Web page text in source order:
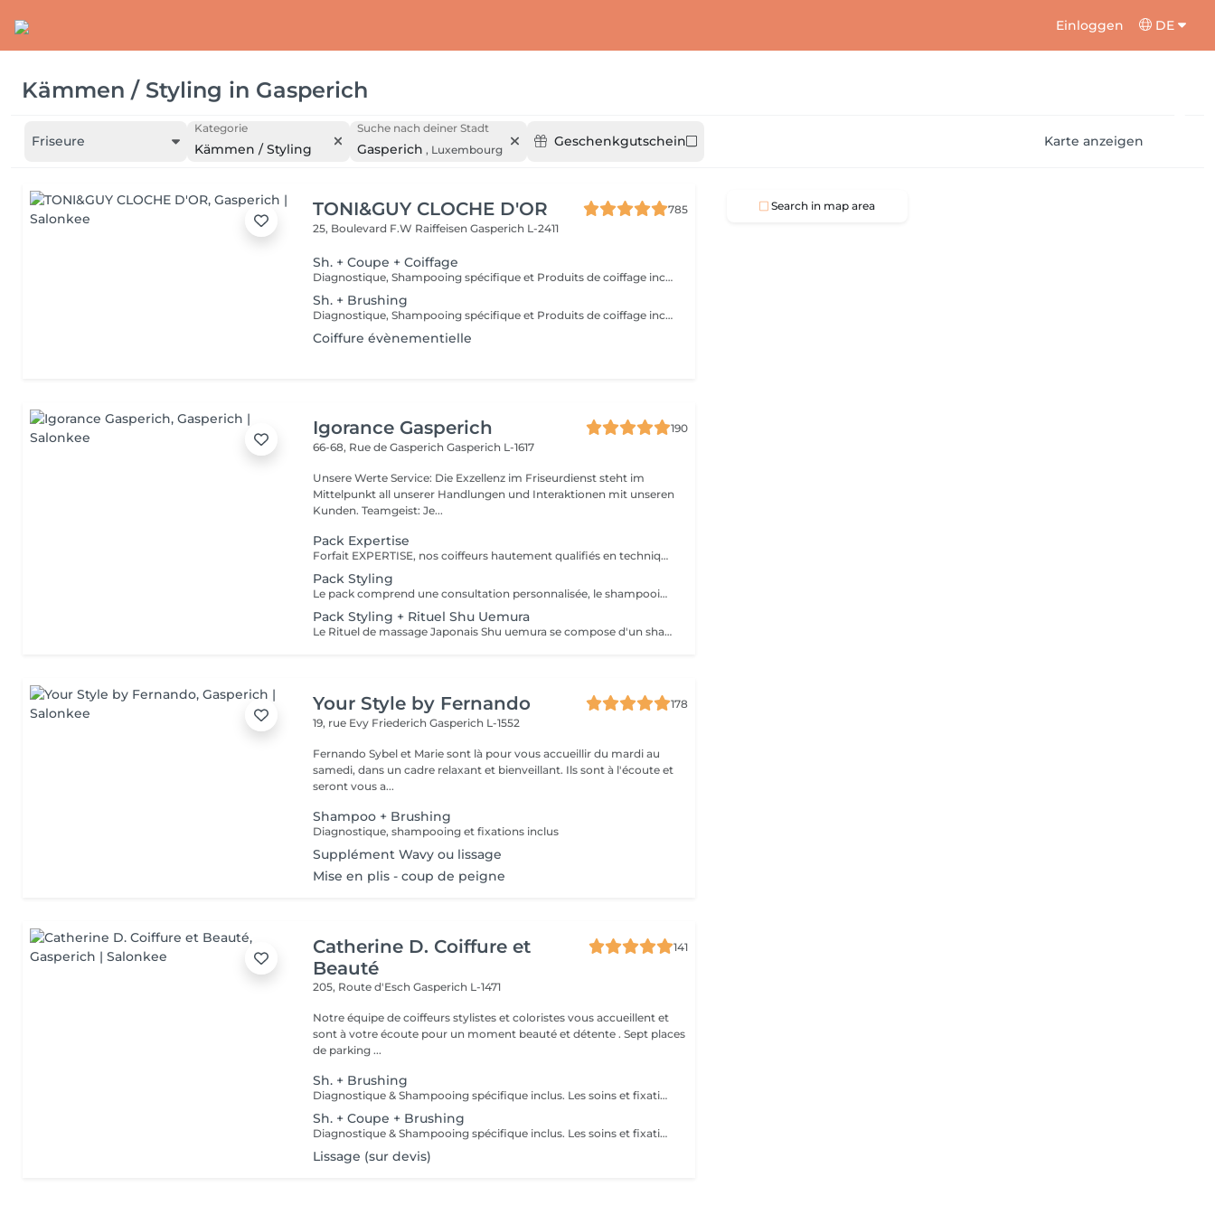
Einloggen DE
Kämmen / Styling in Gasperich
Friseure
Kategorie
Kämmen / Styling
Suche nach deiner Stadt
Gasperich , Luxembourg
Geschenkgutschein Karte anzeigen
TONI&GUY CLOCHE D'OR
785
25, Boulevard F.W RaiffeisenGasperich L-2411
Sh. + Coupe + Coiffage
Diagnostique, Shampooing spécifique et Produits de coiffage inclus.
Sh. + Brushing
Diagnostique, Shampooing spécifique et Produits de coiffage inclus.
Coiffure évènementielle
Igorance Gasperich
190
66-68, Rue de GasperichGasperich L-1617
Unsere Werte Service: Die Exzellenz im Friseurdienst steht im
Mittelpunkt all unserer Handlungen und Interaktionen mit unseren
Kunden. Teamgeist: Je...
Pack Expertise
Forfait EXPERTISE, nos coiffeurs hautement qualifiés en technique anglo-saxonne, en formation continu et diplômés d’une académie anglaise à Paris. Vous offre une séance d’une heure avec votre coach en suivi beauté. Ce pack inclus : 1 h de prestation Un diagnostique personnalisé Shampoing spécifique Haircare Conditioner spécifique Produit de coiffage Coupe Styling Produit de finition
Pack Styling
Le pack comprend une consultation personnalisée, le shampooing et le conditionneur spécifiques REDKEN , le séchage et les produits de styling REDKEN * Tarifs à titre indicatifs à confirmer après la consultation personnalisée établit auprès de votre coiffeur/stylist/spécialiste * La direction se réserve le droit d’apporter des modifications pour le bon fonctionnement du salon
Pack Styling + Rituel Shu Uemura
Le Rituel de massage Japonais Shu uemura se compose d'un shampooing et d'un soin d'une durée de 30 minutes pour une relaxation une une réparation intense du cheveu et ensuite le pack styling
Your Style by Fernando
178
19, rue Evy FriederichGasperich L-1552
Fernando Sybel et Marie sont là pour vous accueillir du mardi au
samedi, dans un cadre relaxant et bienveillant. Ils sont à l'écoute et
seront vous a...
Shampoo + Brushing
Diagnostique, shampooing et fixations inclus
Supplément Wavy ou lissage
Mise en plis - coup de peigne
Catherine D. Coiffure et
Beauté
141
205, Route d'EschGasperich L-1471
Notre équipe de coiffeurs stylistes et coloristes vous accueillent et
sont à votre écoute pour un moment beauté et détente . Sept places
de parking ...
Sh. + Brushing
Diagnostique & Shampooing spécifique inclus. Les soins et fixations seront ajoutés si besoin.
Sh. + Coupe + Brushing
Diagnostique & Shampooing spécifique inclus. Les soins et fixations seront ajoutés si besoin. Un supplément de 3,90 euros sera appliqué sur la coupe en cas de changement / transformation.
Lissage (sur devis)
Search in map area